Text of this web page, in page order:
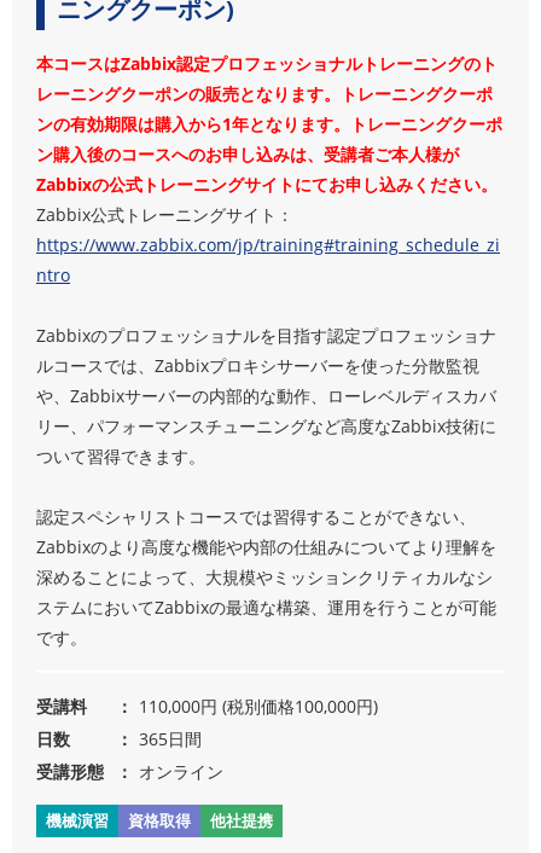
ニングクーポン)
本コースはZabbix認定プロフェッショナルトレーニングのト
レーニングクーポンの販売となります。トレーニングクーポ
ンの有効期限は購入から1年となります。トレーニングクーポ
ン購入後のコースへのお申し込みは、受講者ご本人様が
Zabbixの公式トレーニングサイトにてお申し込みください。
Zabbix公式トレーニングサイト：
https://www.zabbix.com/jp/training#training_schedule_zi
ntro
Zabbixのプロフェッショナルを目指す認定プロフェッショナ
ルコースでは、Zabbixプロキシサーバーを使った分散監視
や、Zabbixサーバーの内部的な動作、ローレベルディスカバ
リー、パフォーマンスチューニングなど高度なZabbix技術に
ついて習得できます。
認定スペシャリストコースでは習得することができない、
Zabbixのより高度な機能や内部の仕組みについてより理解を
深めることによって、大規模やミッションクリティカルなシ
ステムにおいてZabbixの最適な構築、運用を行うことが可能
です。
受講料
110,000円 (税別価格100,000円)
日数
365日間
受講形態
オンライン
機械演習 資格取得 他社提携